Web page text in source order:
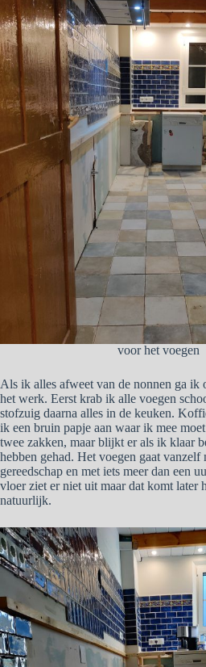
voor het voegen
Als ik alles afweet van de nonnen ga ik
het werk. Eerst krab ik alle voegen
stofzuig daarna alles in de keuken.
ik een bruin papje aan waar ik mee
twee zakken, maar blijkt er als ik klaar
hebben gehad. Het voegen gaat vanzelf
gereedschap en met iets meer dan een
vloer ziet er niet uit maar dat komt later
natuurlijk.